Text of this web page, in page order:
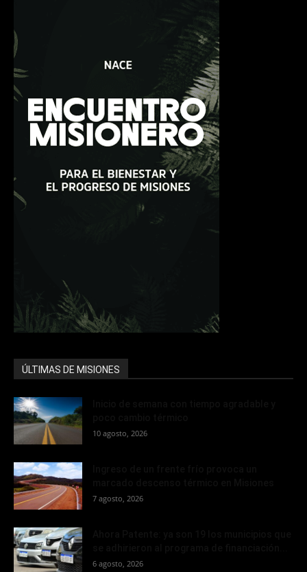
ÚLTIMAS DE MISIONES
10 agosto, 2026
7 agosto, 2026
6 agosto, 2026